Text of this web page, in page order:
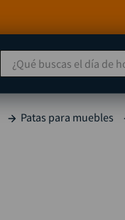
¿Qué buscas el día de hoy?
Patas para muebles